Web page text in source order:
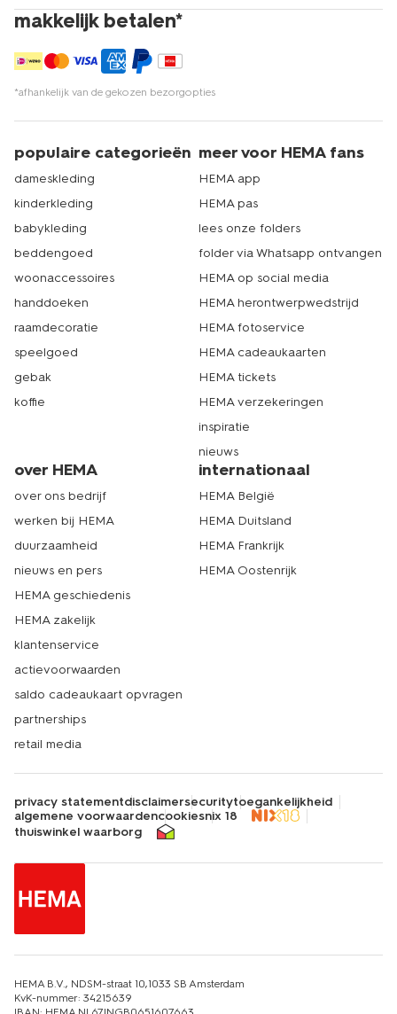
makkelijk betalen*
*afhankelijk van de gekozen bezorgopties
populaire categorieën
dameskleding
kinderkleding
babykleding
beddengoed
woonaccessoires
handdoeken
raamdecoratie
speelgoed
gebak
koffie
meer voor HEMA fans
HEMA app
HEMA pas
lees onze folders
folder via Whatsapp ontvangen
HEMA op social media
HEMA herontwerpwedstrijd
HEMA fotoservice
HEMA cadeaukaarten
HEMA tickets
HEMA verzekeringen
inspiratie
nieuws
over HEMA
over ons bedrijf
werken bij HEMA
duurzaamheid
nieuws en pers
HEMA geschiedenis
HEMA zakelijk
klantenservice
actievoorwaarden
saldo cadeaukaart opvragen
partnerships
retail media
internationaal
HEMA België
HEMA Duitsland
HEMA Frankrijk
HEMA Oostenrijk
privacy statementdisclaimersecuritytoegankelijkheid
algemene voorwaardencookiesnix 18
thuiswinkel waarborg
HEMA B.V., NDSM-straat 10,1033 SB Amsterdam
KvK-nummer: 34215639